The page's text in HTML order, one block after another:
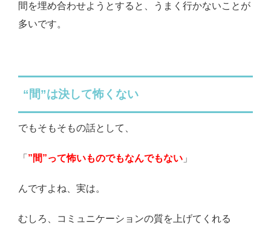
間を埋め合わせようとすると、うまく行かないことが
多いです。
“間”は決して怖くない
でもそもそもの話として、
「 ”間”って怖いものでもなんでもない 」
んですよね、実は。
むしろ、コミュニケーションの質を上げてくれる